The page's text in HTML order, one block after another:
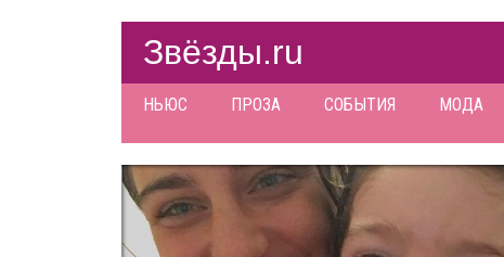
Звёзды.ru
НЬЮС ПРОЗА СОБЫТИЯ МОДА